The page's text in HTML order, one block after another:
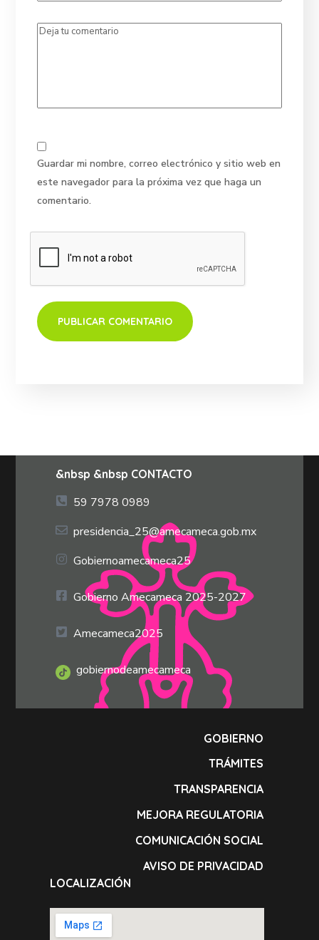
Guardar mi nombre, correo electrónico y sitio web en
este navegador para la próxima vez que haga un
comentario.
&nbsp &nbsp CONTACTO
59 7978 0989
presidencia_25@amecameca.gob.mx
Gobiernoamecameca25
Gobierno Amecameca 2025-2027
Amecameca2025
gobiernodeamecameca
GOBIERNO
TRÁMITES
TRANSPARENCIA
MEJORA REGULATORIA
COMUNICACIÓN SOCIAL
AVISO DE PRIVACIDAD
LOCALIZACIÓN